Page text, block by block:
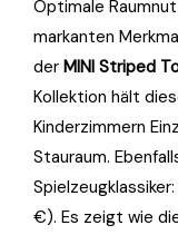
Optimale
markanten
der MINI Striped
Kollektion hält
Kinderzimmern
Stauraum.
€). Es zeigt wie